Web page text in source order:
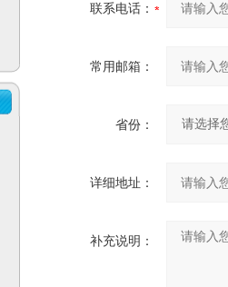
联系电话：
常用邮箱：
省份：
详细地址：
补充说明：